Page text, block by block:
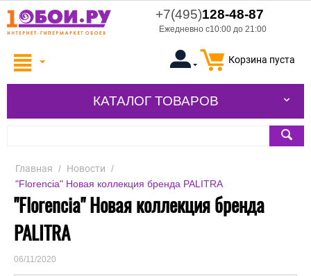
+7(495)128-48-87
Ежедневно с10:00 до 21:00
Корзина пуста
КАТАЛОГ ТОВАРОВ
Главная / Новости /
"Florencia" Новая коллекция бренда PALITRA
"Florencia" Новая коллекция бренда
PALITRA
06/11/2020